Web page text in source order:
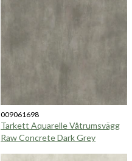
009061698
Tarkett Aquarelle Våtrumsvägg
Raw Concrete Dark Grey